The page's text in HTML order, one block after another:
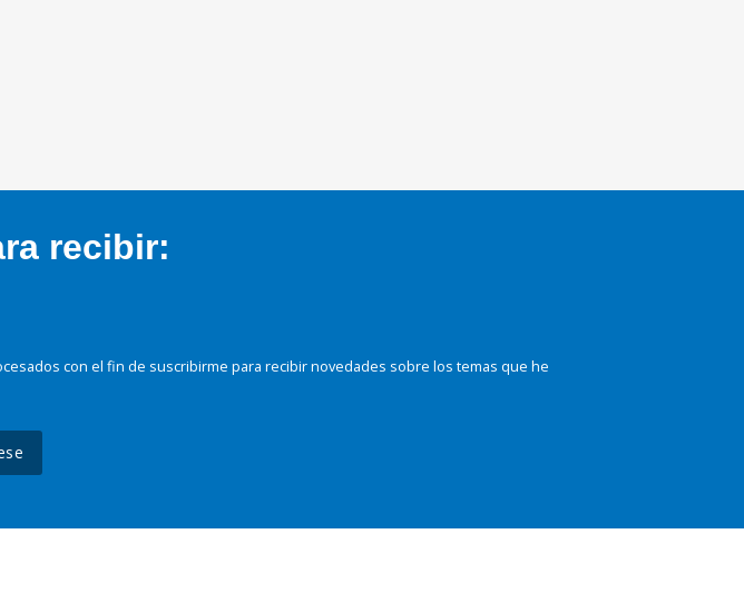
recibir:
con el fin de suscribirme para recibir novedades sobre los temas que he